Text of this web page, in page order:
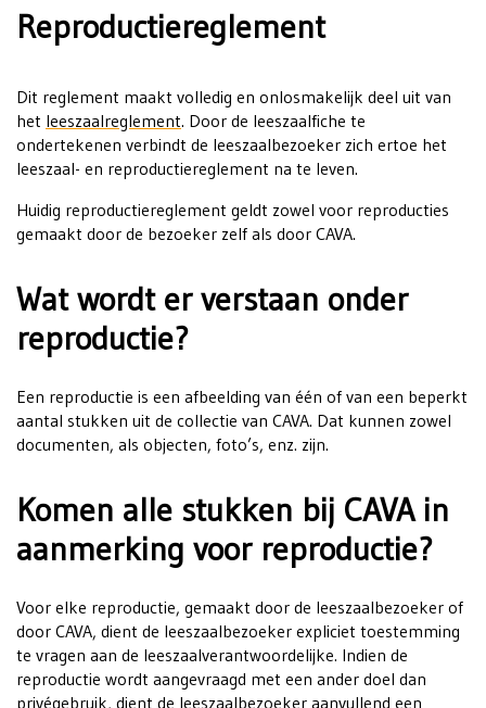
Reproductiereglement
Dit reglement maakt volledig en onlosmakelijk deel uit van
het leeszaalreglement. Door de leeszaalfiche te
ondertekenen verbindt de leeszaalbezoeker zich ertoe het
leeszaal- en reproductiereglement na te leven.
Huidig reproductiereglement geldt zowel voor reproducties
gemaakt door de bezoeker zelf als door CAVA.
Wat wordt er verstaan onder
reproductie?
Een reproductie is een afbeelding van één of van een beperkt
aantal stukken uit de collectie van CAVA. Dat kunnen zowel
documenten, als objecten, foto’s, enz. zijn.
Komen alle stukken bij CAVA in
aanmerking voor reproductie?
Voor elke reproductie, gemaakt door de leeszaalbezoeker of
door CAVA, dient de leeszaalbezoeker expliciet toestemming
te vragen aan de leeszaalverantwoordelijke. Indien de
reproductie wordt aangevraagd met een ander doel dan
privégebruik, dient de leeszaalbezoeker aanvullend een